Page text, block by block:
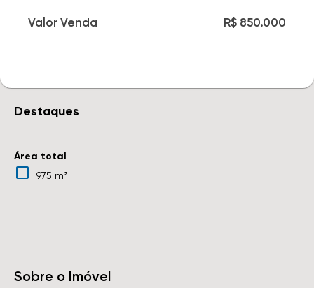
Valor Venda R$ 850.000
Destaques
Área total
975 m²
Sobre o Imóvel